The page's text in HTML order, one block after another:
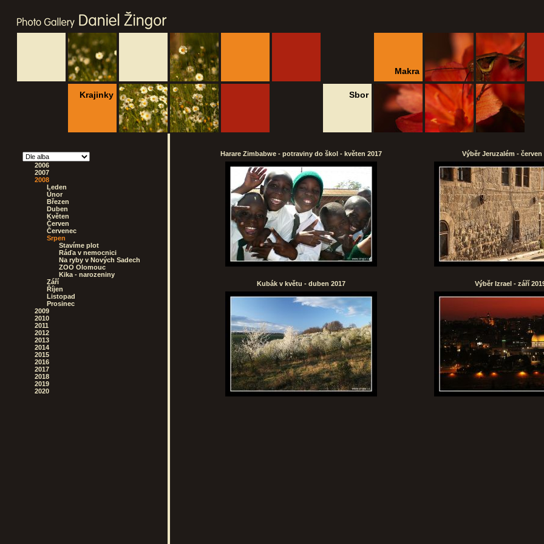
Makra
Krajinky Sbor
2006
2007
2008
Leden
Únor
Březen
Duben
Květen
Červen
Červenec
Srpen
Stavíme plot
Ráďa v nemocnici
Na ryby v Nových Sadech
ZOO Olomouc
Kika - narozeniny
Září
Říjen
Listopad
Prosinec
2009
2010
2011
2012
2013
2014
2015
2016
2017
2018
2019
2020
Harare Zimbabwe - potraviny do škol - květen 2017 Výběr Jeruzalém - červen
Kubák v květu - duben 2017 Výběr Izrael - září